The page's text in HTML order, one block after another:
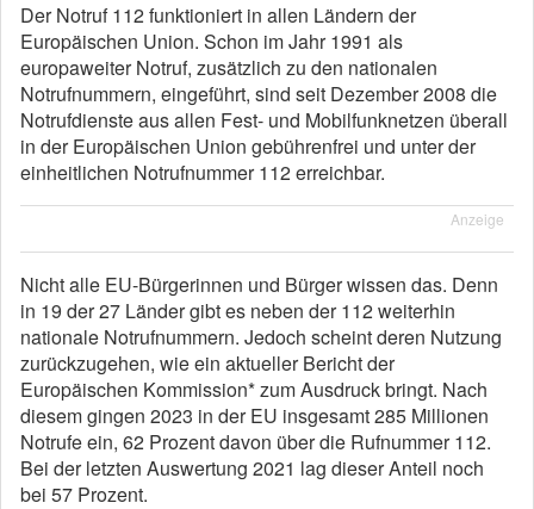
Der Notruf 112 funktioniert in allen Ländern der
Europäischen Union. Schon im Jahr 1991 als
europaweiter Notruf, zusätzlich zu den nationalen
Notrufnummern, eingeführt, sind seit Dezember 2008 die
Notrufdienste aus allen Fest- und Mobilfunknetzen überall
in der Europäischen Union gebührenfrei und unter der
einheitlichen Notrufnummer 112 erreichbar.
Anzeige
Nicht alle EU-Bürgerinnen und Bürger wissen das. Denn
in 19 der 27 Länder gibt es neben der 112 weiterhin
nationale Notrufnummern. Jedoch scheint deren Nutzung
zurückzugehen, wie ein aktueller Bericht der
Europäischen Kommission* zum Ausdruck bringt. Nach
diesem gingen 2023 in der EU insgesamt 285 Millionen
Notrufe ein, 62 Prozent davon über die Rufnummer 112.
Bei der letzten Auswertung 2021 lag dieser Anteil noch
bei 57 Prozent.